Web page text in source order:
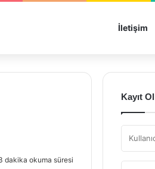
İletişim
dakika okuma süresi
Kayıt Ol